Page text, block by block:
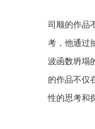
司顺的作品
考，他通过
波函数坍塌
的作品不仅
性的思考和